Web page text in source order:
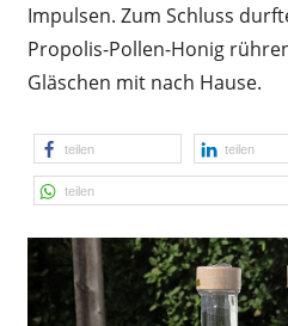
Impulsen. Zum Schluss
Propolis-Pollen-Honig
Gläschen mit nach Hause.
teilen teilen
teilen